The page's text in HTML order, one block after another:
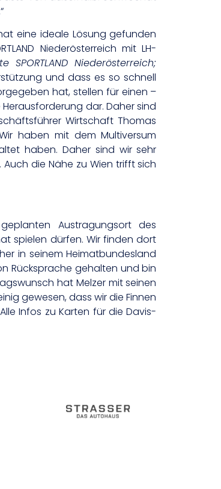
eine ideale Lösung gefunden
Niederösterreich mit LH-
Niederösterreich;
und dass es so schnell
hat, stellen für einen –
dar. Daher sind
Wirtschaft Thomas
haben mit dem Multiversum
haben. Daher sind wir sehr
die Nähe zu Wien trifft sich
Austragungsort des
spielen dürfen. Wir finden dort
in seinem Heimatbundesland
Rücksprache gehalten und bin
hat Melzer mit seinen
gewesen, dass wir die Finnen
Infos zu Karten für die Davis-